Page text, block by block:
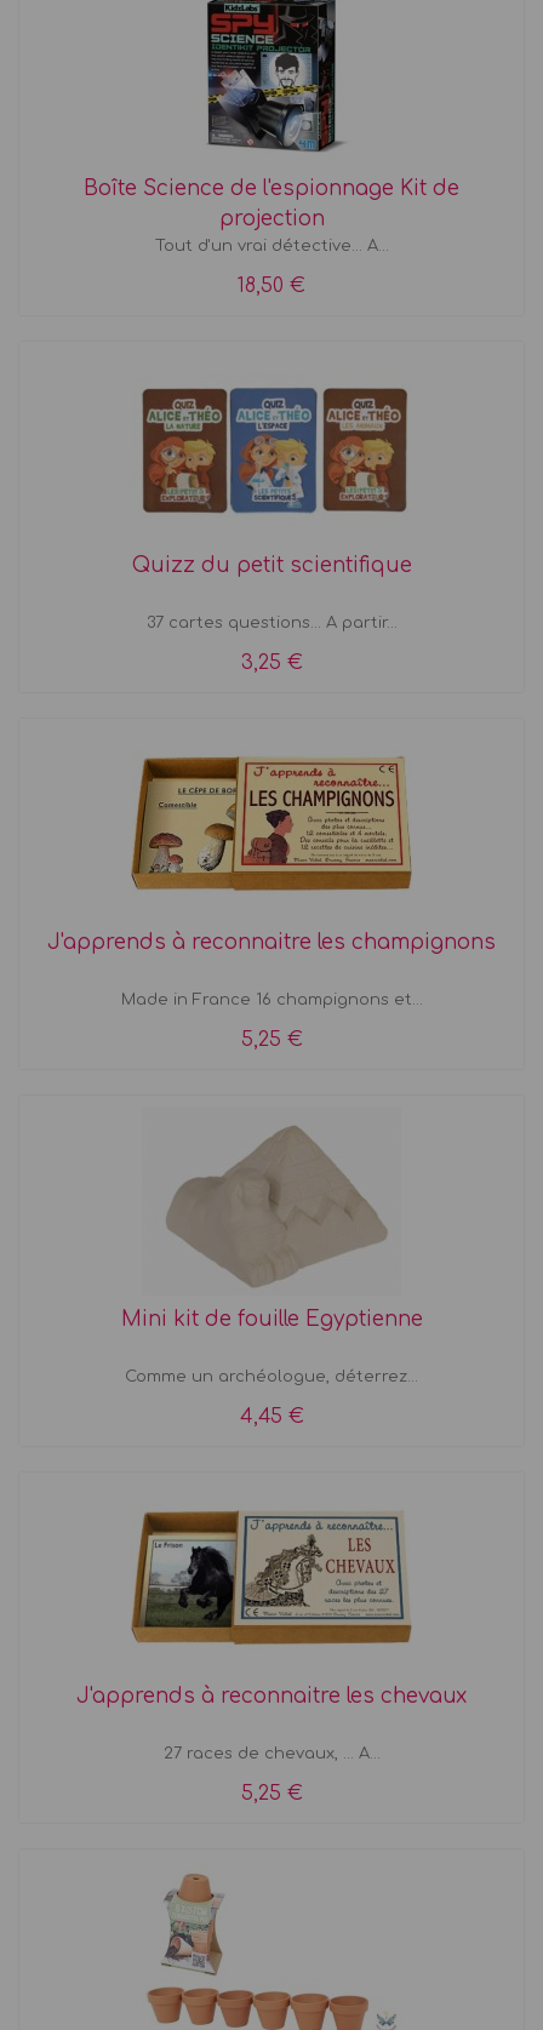
Boîte Science de l'espionnage Kit de
projection
Tout d'un vrai détective... A...
18,50 €
Quizz du petit scientifique
37 cartes questions... A partir...
3,25 €
J'apprends à reconnaitre les champignons
Made in France 16 champignons et...
5,25 €
Mini kit de fouille Egyptienne
Comme un archéologue, déterrez...
4,45 €
J'apprends à reconnaitre les chevaux
27 races de chevaux, ... A...
5,25 €